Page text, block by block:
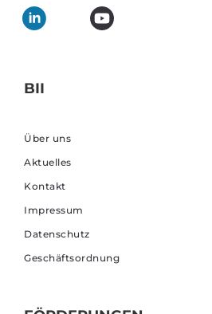
BII
Über uns
Aktuelles
Kontakt
Impressum
Datenschutz
Geschäftsordnung